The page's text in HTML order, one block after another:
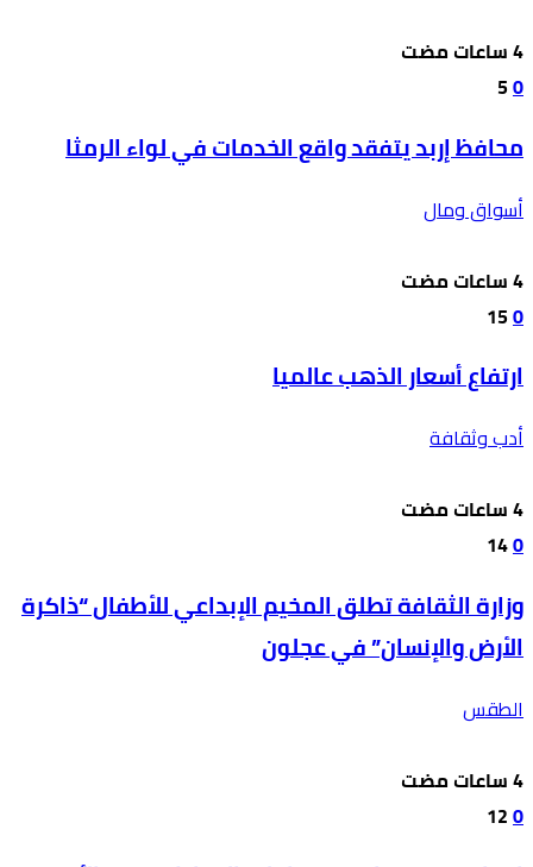
0
5
محافظ إربد يتفقد واقع الخدمات في لواء الرمثا
أسواق ومال
0
15
ارتفاع أسعار الذهب عالميا
أدب وثقافة
0
14
وزارة الثقافة تطلق المخيم الإبداعي للأطفال “ذاكرة
الأرض والإنسان” في عجلون
الطقس
0
12